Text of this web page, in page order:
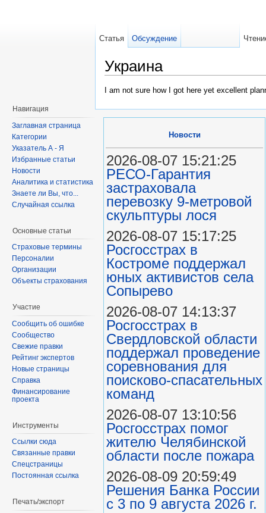
Украина
I am not sure how I got here yet excellent
Статья Обсуждение
Навигация
Заглавная страница
Категории
Указатель А - Я
Избранные статьи
Новости
Аналитика и статистика
Знаете ли Вы, что...
Случайная ссылка
Основные статьи
Страховые термины
Персоналии
Организации
Объекты страхования
Участие
Сообщить об ошибке
Сообщество
Свежие правки
Рейтинг экспертов
Новые страницы
Справка
Финансирование
проекта
Инструменты
Ссылки сюда
Связанные правки
Спецстраницы
Постоянная ссылка
Печать/экспорт
Новости
2026-08-07 15:21:25
РЕСО-Гарантия
застраховала
перевозку 9-метровой
скульптуры лося
2026-08-07 15:17:25
Росгосстрах в
Костроме поддержал
юных активистов села
Сопырево
2026-08-07 14:13:37
Росгосстрах в
Свердловской области
поддержал проведение
соревнования для
поисково‑спасательных
команд
2026-08-07 13:10:56
Росгосстрах помог
жителю Челябинской
области после пожара
2026-08-09 20:59:49
Решения Банка России
с 3 по 9 августа 2026 г.